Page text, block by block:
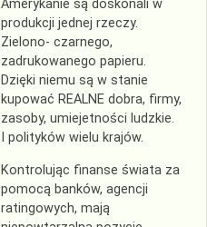
Amerykanie są doskonali w
produkcji jednej rzeczy.
Zielono- czarnego,
zadrukowanego papieru.
Dzięki niemu są w stanie
kupować REALNE dobra, firmy,
zasoby, umiejetności ludzkie.
I polityków wielu krajów.
Kontrolując finanse świata za
pomocą banków, agencji
ratingowych, mają